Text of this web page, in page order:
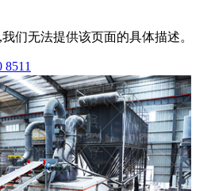
们无法提供该页面的具体描述。
8511